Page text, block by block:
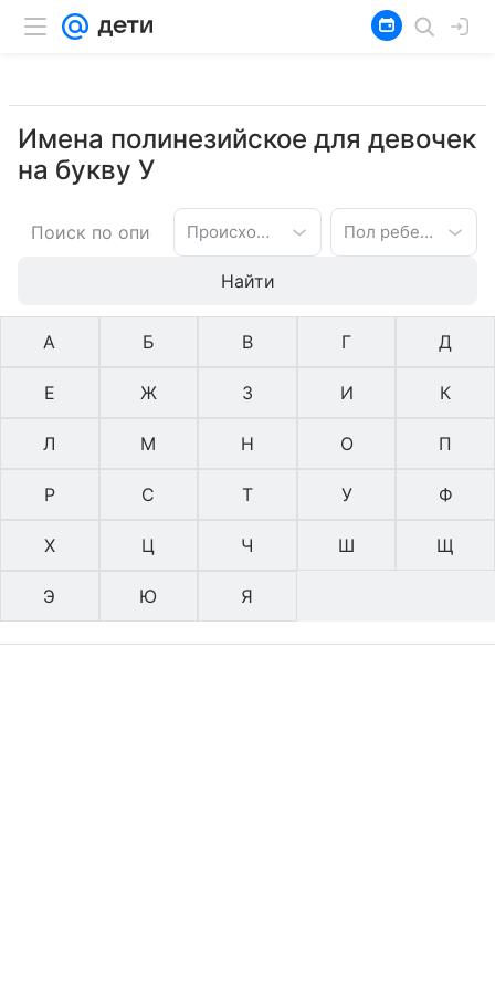
Имена полинезийское для девочек
на букву У
Происхождение имени Пол ребенка
Найти
А Б В Г Д
Е Ж З И К
Л М Н О П
Р С Т У Ф
Х Ц Ч Ш Щ
Э Ю Я